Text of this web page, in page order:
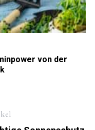
von der